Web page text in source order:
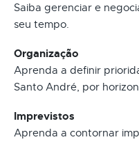
Saiba gerenciar e
seu tempo.
Organização
Aprenda a definir
Santo André, por
Imprevistos
Aprenda a contornar